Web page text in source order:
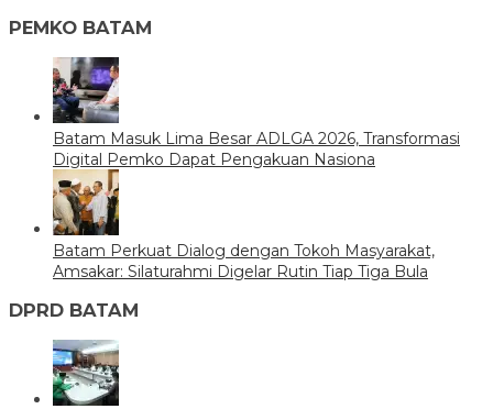
PEMKO BATAM
Batam Masuk Lima Besar ADLGA 2026, Transformasi
Digital Pemko Dapat Pengakuan Nasiona
Batam Perkuat Dialog dengan Tokoh Masyarakat,
Amsakar: Silaturahmi Digelar Rutin Tiap Tiga Bula
DPRD BATAM